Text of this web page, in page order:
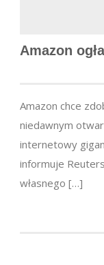
Amazon
Amazon chce
niedawnym
internetowy
informuje
własnego […]